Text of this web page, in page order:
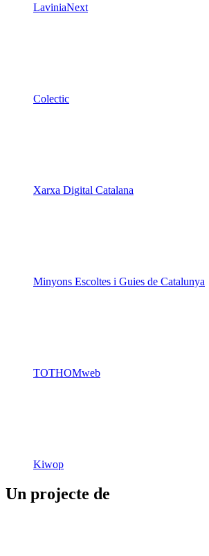
LaviniaNext
Colectic
Xarxa Digital Catalana
Minyons Escoltes i Guies de Catalunya
TOTHOMweb
Kiwop
Un projecte de